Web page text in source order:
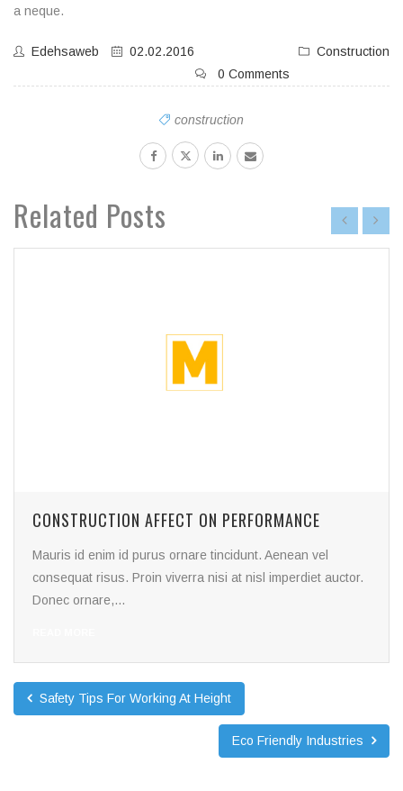
a neque.
Edehsaweb 02.02.2016
Construction
0 Comments
construction
Related Posts
CONSTRUCTION AFFECT ON PERFORMANCE
Mauris id enim id purus ornare tincidunt. Aenean vel
consequat risus. Proin viverra nisi at nisl imperdiet auctor.
Donec ornare,...
Safety Tips For Working At Height
Eco Friendly Industries